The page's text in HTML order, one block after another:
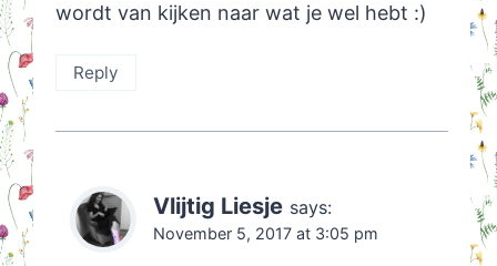
wordt van kijken naar wat je wel hebt :)
Reply
Vlijtig Liesje says:
November 5, 2017 at 3:05 pm